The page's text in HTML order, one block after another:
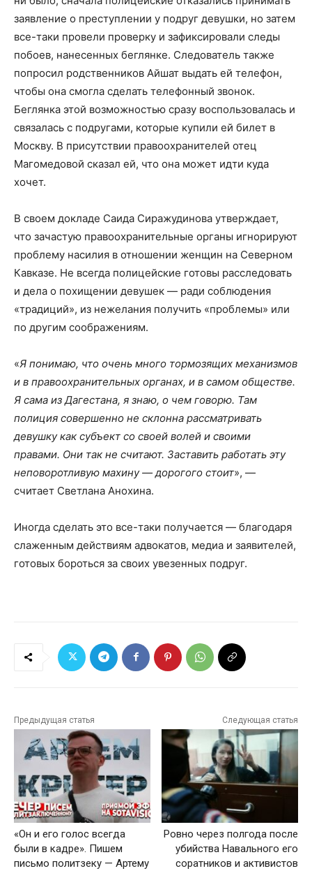
заявление о преступлении у подруг девушки, но затем
все-таки провели проверку и зафиксировали следы
побоев, нанесенных беглянке. Следователь также
попросил родственников Айшат выдать ей телефон,
чтобы она смогла сделать телефонный звонок.
Беглянка этой возможностью сразу воспользовалась и
связалась с подругами, которые купили ей билет в
Москву. В присутствии правоохранителей отец
Магомедовой сказал ей, что она может идти куда
хочет.
В своем докладе Саида Сиражудинова утверждает,
что зачастую правоохранительные органы игнорируют
проблему насилия в отношении женщин на Северном
Кавказе. Не всегда полицейские готовы расследовать
и дела о похищении девушек — ради соблюдения
«традиций», из нежелания получить «проблемы» или
по другим соображениям.
«Я понимаю, что очень много тормозящих механизмов
и в правоохранительных органах, и в самом обществе.
Я сама из Дагестана, я знаю, о чем говорю. Там
полиция совершенно не склонна рассматривать
девушку как субъект со своей волей и своими
правами. Они так не считают. Заставить работать эту
неповоротливую махину — дорогого стоит», —
считает Светлана Анохина.
Иногда сделать это все-таки получается — благодаря
слаженным действиям адвокатов, медиа и заявителей,
готовых бороться за своих увезенных подруг.
Предыдущая статья
«Он и его голос всегда
были в кадре». Пишем
письмо политзеку — Артему
Следующая статья
Ровно через полгода после
убийства Навального его
соратников и активистов